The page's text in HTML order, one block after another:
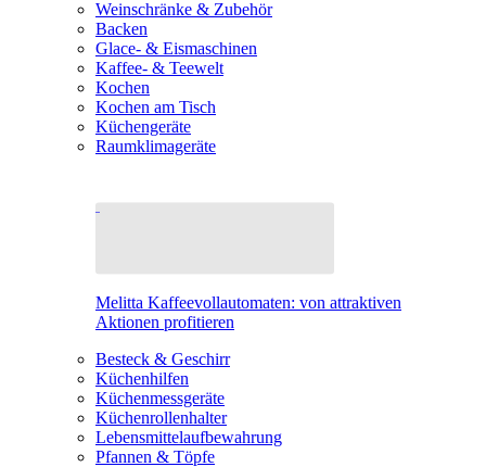
Weinschränke & Zubehör
Backen
Glace- & Eismaschinen
Kaffee- & Teewelt
Kochen
Kochen am Tisch
Küchengeräte
Raumklimageräte
Melitta Kaffeevollautomaten: von attraktiven
Aktionen profitieren
Besteck & Geschirr
Küchenhilfen
Küchenmessgeräte
Küchenrollenhalter
Lebensmittelaufbewahrung
Pfannen & Töpfe